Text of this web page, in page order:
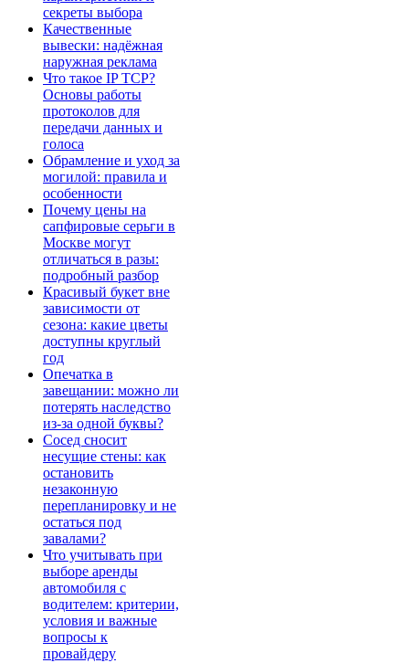
секреты выбора
Качественные
вывески: надёжная
наружная реклама
Что такое IP TCP?
Основы работы
протоколов для
передачи данных и
голоса
Обрамление и уход за
могилой: правила и
особенности
Почему цены на
сапфировые серьги в
Москве могут
отличаться в разы:
подробный разбор
Красивый букет вне
зависимости от
сезона: какие цветы
доступны круглый
год
Опечатка в
завещании: можно ли
потерять наследство
из-за одной буквы?
Сосед сносит
несущие стены: как
остановить
незаконную
перепланировку и не
остаться под
завалами?
Что учитывать при
выборе аренды
автомобиля с
водителем: критерии,
условия и важные
вопросы к
провайдеру